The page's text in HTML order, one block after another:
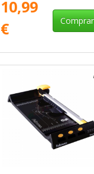
10,99
€
Comprar